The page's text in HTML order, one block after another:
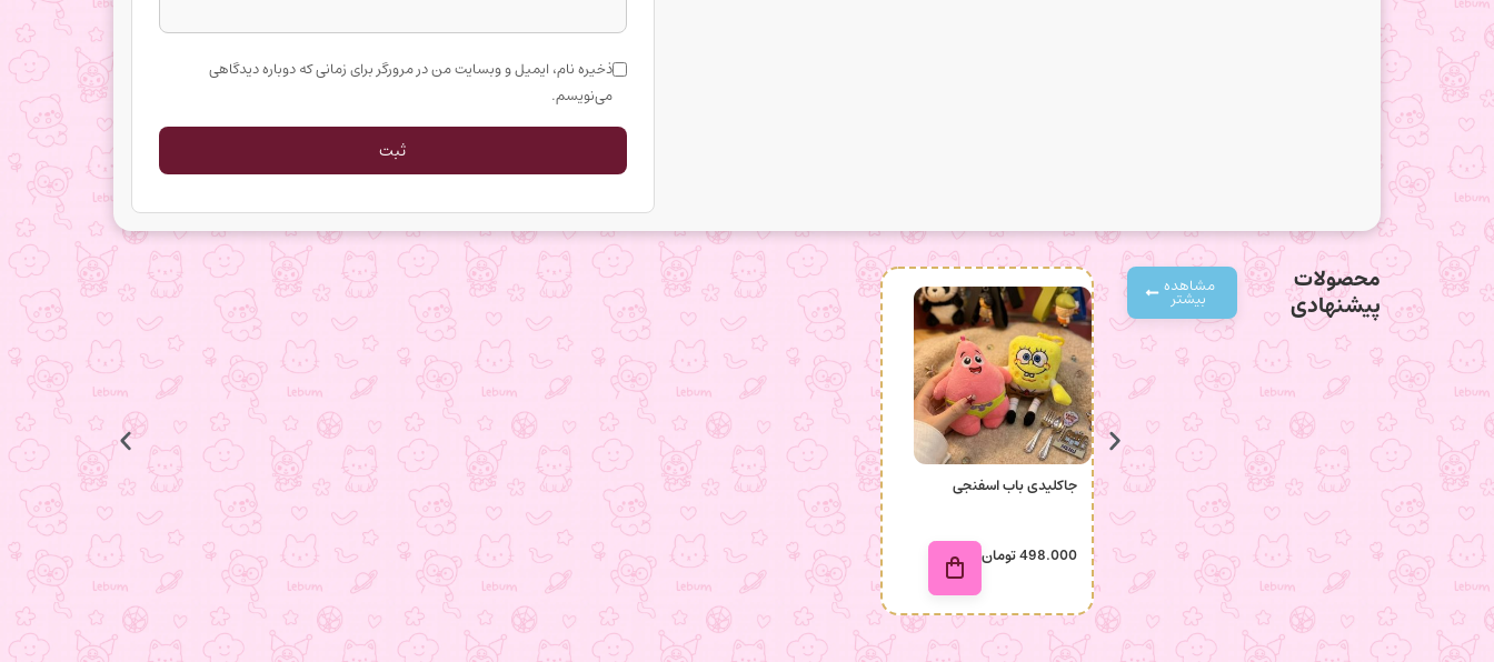
ذخیره نام، ایمیل و وبسایت من در مرورگر برای زمانی که دوباره دیدگاهی
می‌نویسم.
محصولات
پیشنهادی
مشاهده
بیشتر
جاکلیدی باب اسفنجی
498.000تومان
انگشتر ستاره
398.000 تومان